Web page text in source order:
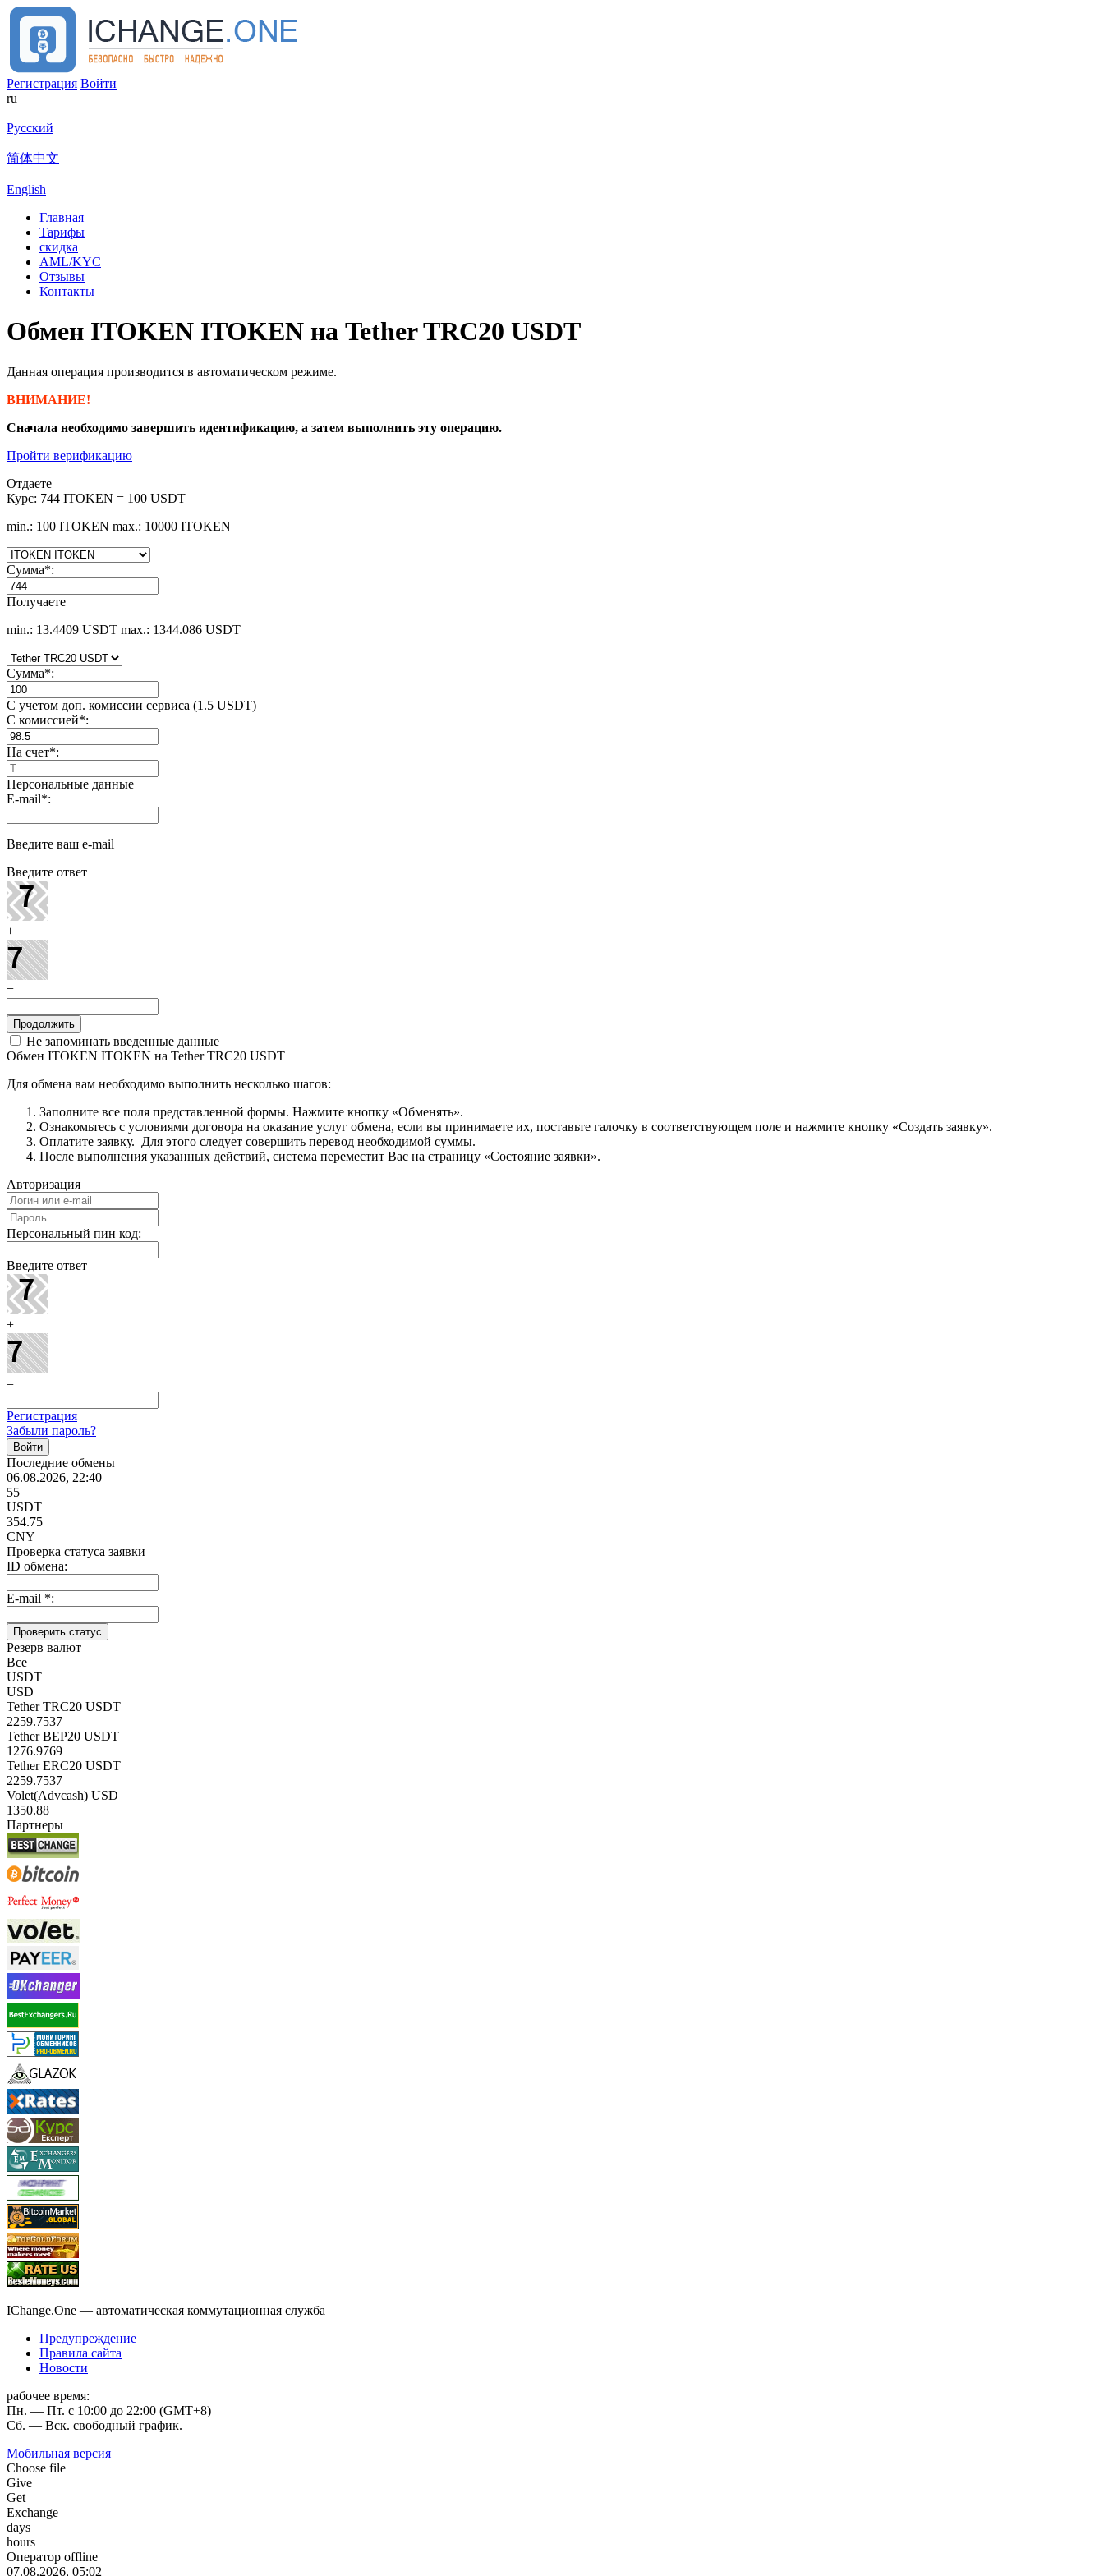
Регистрация Войти
ru
Русский
简体中文
English
Главная
Тарифы
скидка
AML/KYC
Отзывы
Контакты
Обмен ITOKEN ITOKEN на Tether TRC20 USDT
Данная операция производится в автоматическом режиме.
ВНИМАНИЕ!
Сначала необходимо завершить идентификацию, а затем выполнить эту операцию.
Пройти верификацию
Отдаете
Курс: 744 ITOKEN = 100 USDT
min.: 100 ITOKEN max.: 10000 ITOKEN
Сумма*:
Получаете
min.: 13.4409 USDT max.: 1344.086 USDT
Сумма*:
С учетом доп. комиссии сервиса (1.5 USDT)
С комиссией*:
На счет*:
Персональные данные
E-mail*:
Введите ваш e-mail
Введите ответ
+
=
Не запоминать введенные данные
Обмен ITOKEN ITOKEN на Tether TRC20 USDT
Для обмена вам необходимо выполнить несколько шагов:
Заполните все поля представленной формы. Нажмите кнопку «Обменять».
Ознакомьтесь с условиями договора на оказание услуг обмена, если вы принимаете их, поставьте галочку в соответствующем поле и нажмите кнопку «Создать заявку».
Оплатите заявку. Для этого следует совершить перевод необходимой суммы.
После выполнения указанных действий, система переместит Вас на страницу «Состояние заявки».
Авторизация
Персональный пин код:
Введите ответ
+
=
Регистрация
Забыли пароль?
Последние обмены
06.08.2026, 22:40
55
USDT
354.75
CNY
Проверка статуса заявки
ID обмена:
E-mail *:
Резерв валют
Все
USDT
USD
Tether TRC20 USDT
2259.7537
Tether BEP20 USDT
1276.9769
Tether ERC20 USDT
2259.7537
Volet(Advcash) USD
1350.88
Партнеры
IChange.One — автоматическая коммутационная служба
Предупреждение
Правила сайта
Новости
рабочее время:
Пн. — Пт. с 10:00 до 22:00 (GMT+8)
Сб. — Вск. свободный график.
Мобильная версия
Choose file
Give
Get
Exchange
days
hours
Оператор offline
07.08.2026, 05:02